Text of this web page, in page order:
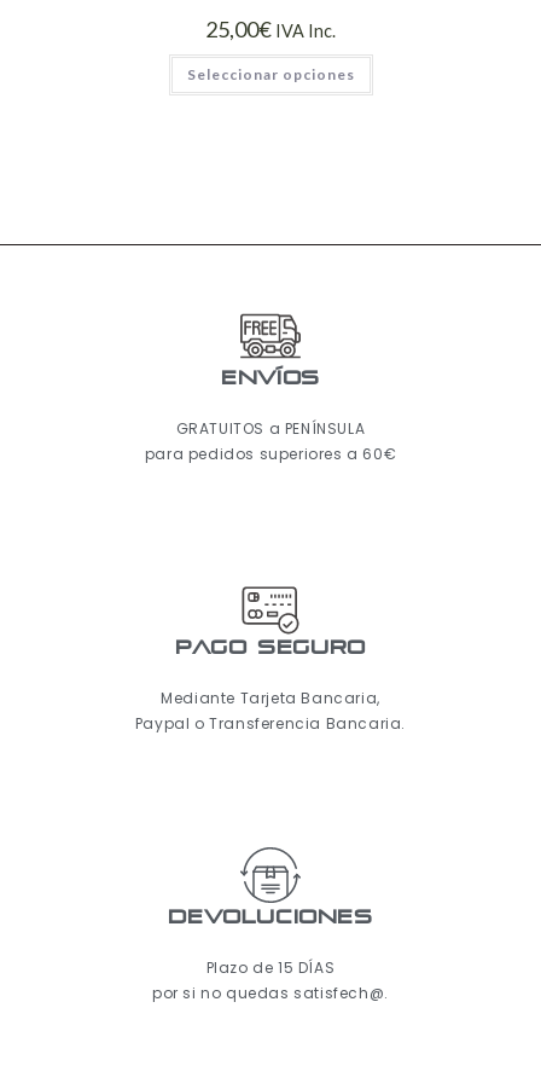
25,00€ IVA Inc.
Seleccionar opciones
ENVÍOS
GRATUITOS a PENÍNSULA
para pedidos superiores a 60€
pago seguro
Mediante Tarjeta Bancaria,
Paypal o Transferencia Bancaria.
Devoluciones
Plazo de 15 DÍAS
por si no quedas satisfech@.